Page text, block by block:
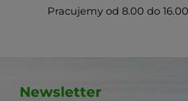
Pracujemy od 8.00 do
Newsletter